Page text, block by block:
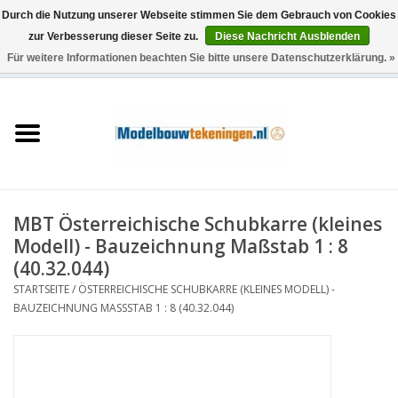
0 Artikel - €0,00
Schiffe
Holzbau
Landschaft
MBT Österreichische Schubkarre (kleines
Modell) - Bauzeichnung Maßstab 1 : 8
(40.32.044)
STARTSEITE/ ÖSTERREICHISCHE SCHUBKARRE (KLEINES MODELL) -
BAUZEICHNUNG MASSSTAB 1 : 8 (40.32.044)
Durch die Nutzung unserer Webseite stimmen Sie dem Gebrauch von Cookies
zur Verbesserung dieser Seite zu.
Diese Nachricht Ausblenden
Für weitere Informationen beachten Sie bitte unsere Datenschutzerklärung. »